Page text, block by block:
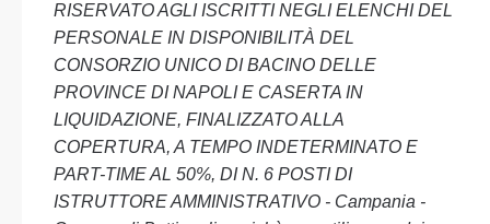
RISERVATO AGLI ISCRITTI NEGLI ELENCHI DEL
PERSONALE IN DISPONIBILITÀ DEL
CONSORZIO UNICO DI BACINO DELLE
PROVINCE DI NAPOLI E CASERTA IN
LIQUIDAZIONE, FINALIZZATO ALLA
COPERTURA, A TEMPO INDETERMINATO E
PART-TIME AL 50%, DI N. 6 POSTI DI
ISTRUTTORE AMMINISTRATIVO - Campania -